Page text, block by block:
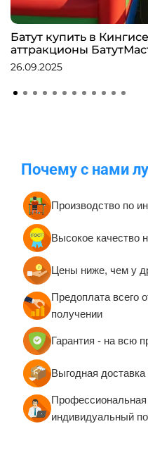
Батут купить в
аттракционы
26.09.2025
Почему с нами
Производство по
Высокое качество
Цены ниже, чем у
Предоплата всего
получении
Гарантия - на всю
Выгодная
Профессиональная
индивидуальный